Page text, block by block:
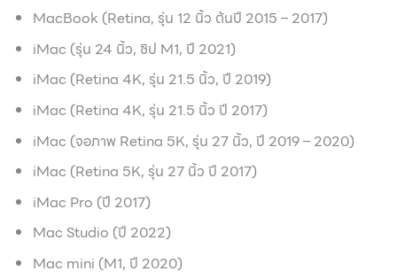
MacBook (Retina, รุ่น 12 นิ้ว ต้นปี 2015 – 2017)
iMac (รุ่น 24 นิ้ว, ชิป M1, ปี 2021)
iMac (Retina 4K, รุ่น 21.5 นิ้ว, ปี 2019)
iMac (Retina 4K, รุ่น 21.5 นิ้ว ปี 2017)
iMac (จอภาพ Retina 5K, รุ่น 27 นิ้ว, ปี 2019 – 2020)
iMac (Retina 5K, รุ่น 27 นิ้ว ปี 2017)
iMac Pro (ปี 2017)
Mac Studio (ปี 2022)
Mac mini (M1, ปี 2020)